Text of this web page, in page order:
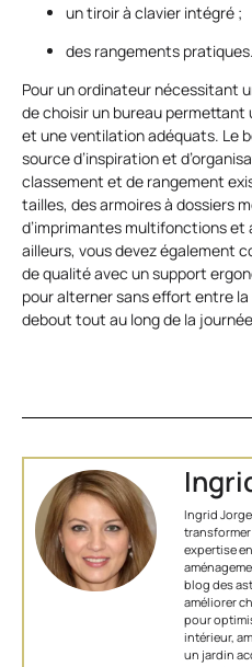
un tiroir à clavier intégré ;
des rangements pratiques.
Pour un ordinateur nécessitant
de choisir un bureau
et une ventilation adéquats. Le
source d’inspiration et
classement et de rangement
tailles, des armoires à dossiers
d’imprimantes multifonctions et
ailleurs, vous devez également
de qualité avec un support
pour alterner sans effort entre
debout tout au long de la
Ingrid
transformer
expertise
blog des
améliorer
pour
intérieur,
un jardin